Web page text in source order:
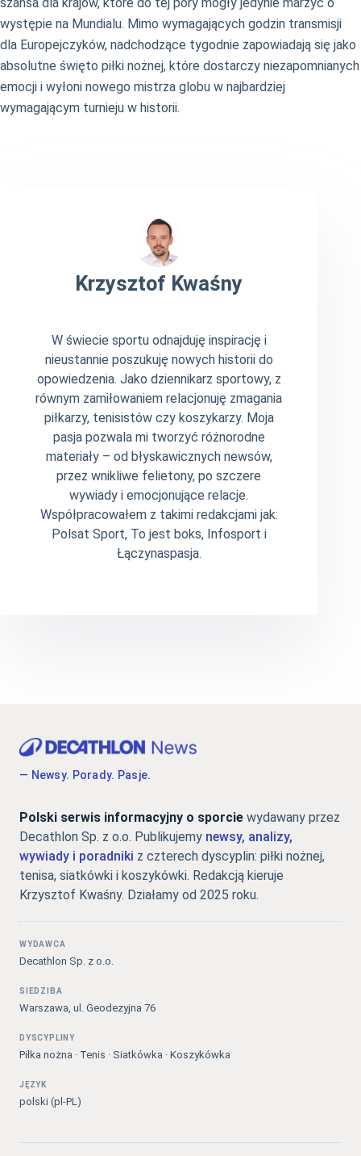
występie na Mundialu. Mimo wymagających godzin transmisji
dla Europejczyków, nadchodzące tygodnie zapowiadają się jako
absolutne święto piłki nożnej, które dostarczy niezapomnianych
emocji i wyłoni nowego mistrza globu w najbardziej
wymagającym turnieju w historii.
Krzysztof Kwaśny
W świecie sportu odnajduję inspirację i
nieustannie poszukuję nowych historii do
opowiedzenia. Jako dziennikarz sportowy, z
równym zamiłowaniem relacjonuję zmagania
piłkarzy, tenisistów czy koszykarzy. Moja
pasja pozwala mi tworzyć różnorodne
materiały – od błyskawicznych newsów,
przez wnikliwe felietony, po szczere
wywiady i emocjonujące relacje.
Współpracowałem z takimi redakcjami jak:
Polsat Sport, To jest boks, Infosport i
Łączynaspasja.
— Newsy. Porady. Pasje.
Polski serwis informacyjny o sporcie wydawany przez
Decathlon Sp. z o.o. Publikujemy newsy, analizy,
wywiady i poradniki z czterech dyscyplin: piłki nożnej,
tenisa, siatkówki i koszykówki. Redakcją kieruje
Krzysztof Kwaśny. Działamy od 2025 roku.
WYDAWCA
Decathlon Sp. z o.o.
SIEDZIBA
Warszawa, ul. Geodezyjna 76
DYSCYPLINY
Piłka nożna · Tenis · Siatkówka · Koszykówka
JĘZYK
polski (pl-PL)